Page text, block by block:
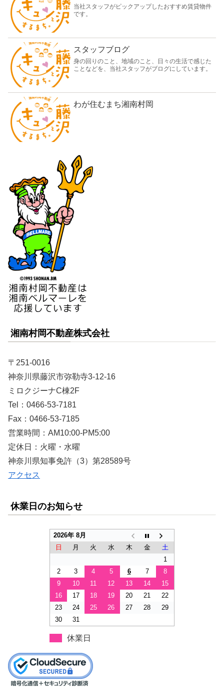
当社スタッフがピックアップしたおすすめ賃貸物件
です。
スタッフブログ
身の回りのこと、地域のこと、日々の生活で感じた
ことなどを、当社スタッフがブログにしています。
わが住むまち湘南村岡
湘南村岡不動産株式会社
〒251-0016
神奈川県藤沢市弥勒寺3-12-16
ミロクジーナC棟2F
Tel：0466-53-7181
Fax：0466-53-7185
営業時間：AM10:00-PM5:00
定休日：火曜・水曜
神奈川県知事免許（3）第28589号
アクセス
休業日のお知らせ
2026年 8月
日
月 火 水 木 金
土
1
2
3 4 5 6 7
8
9
10 11 12 13 14
15
16
17 18 19 20 21
22
23
24 25 26 27 28
29
30
31
休業日